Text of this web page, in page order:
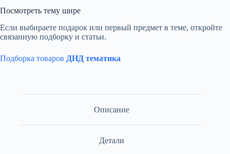
Посмотреть тему шире
Если выбираете подарок или первый предмет в теме, откройте
связанную подборку и статьи.
Подборка товаров ДНД тематика
Описание
Детали